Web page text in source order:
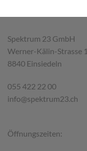
Spektrum 23 GmbH
Werner-Kälin-Strasse 1
8840 Einsiedeln
055 422 22 00
info@spektrum23.ch
Öffnungszeiten: